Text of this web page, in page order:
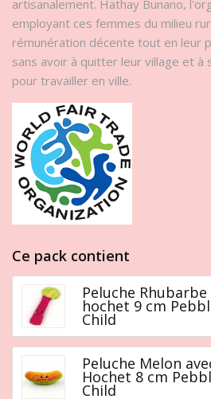
artisanalement. Hathay Bunano,
employant ces femmes du milieu
rémunération décente tout en leur
sans avoir à quitter leur village et à
pour travailler en ville.
Ce pack contient
Peluche Rhubarbe
hochet 9 cm
Child
Peluche Melon
Hochet 8 cm
Child